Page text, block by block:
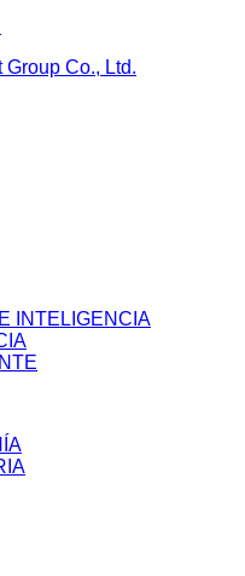
Group Co., Ltd.
INTELIGENCIA